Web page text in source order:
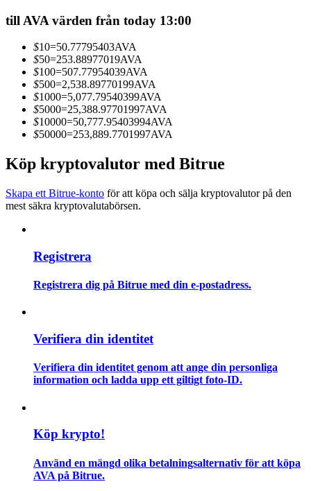
Information
Handelsstrategier
Lär dig hur du håller dig lönsam
till AVA värden från today 13:00
$10=50.77795403AVA
$50=253.88977019AVA
$100=507.77954039AVA
$500=2,538.89770199AVA
$1000=5,077.79540399AVA
$5000=25,388.97701997AVA
$10000=50,777.95403994AVA
$50000=253,889.7701997AVA
Köp kryptovalutor med Bitrue
Skapa ett Bitrue-konto för att köpa och sälja kryptovalutor på den
mest säkra kryptovalutabörsen.
Registrera
Registrera dig på Bitrue med din e-postadress.
Verifiera din identitet
Verifiera din identitet genom att ange din personliga
information och ladda upp ett giltigt foto-ID.
Köp krypto!
Använd en mängd olika betalningsalternativ för att köpa
AVA på Bitrue.